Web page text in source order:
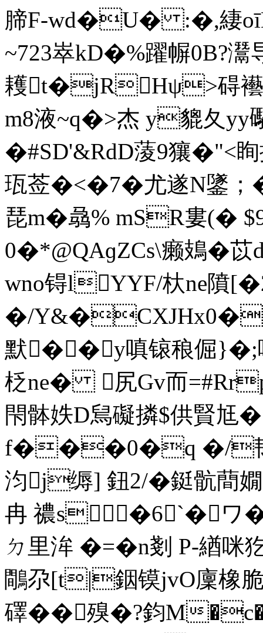
腣F-wd�U� :�,緀
~723崒 kD�%躍幈0B?
耯t�jRHψ>碍
m8液~q�>杰 y貔夂
�#SD'&RdD蔆9獽�"<眴
珁莶�<�7� 尤遂N鐆；
琵m�骉% mSR婁
0�*@QAɡZCs\癞鳷�
wno锝lYYF/杕ne隫
�/Y&�CXJHx0�%
默��y嗔锿稂倔
柉ne� 尻Gv而
閇骵妷D舃礙撛$供賢尪
f���0�q �/韨�.'
汮j缛] 鈕2/�鋌骯蕳
冉 禯s�6`�ワ
ㄉ里洠 �=�n剗 P-緧咪
鷼尕[t|銦镆jvO廩橡
礋��殠�?鈞M